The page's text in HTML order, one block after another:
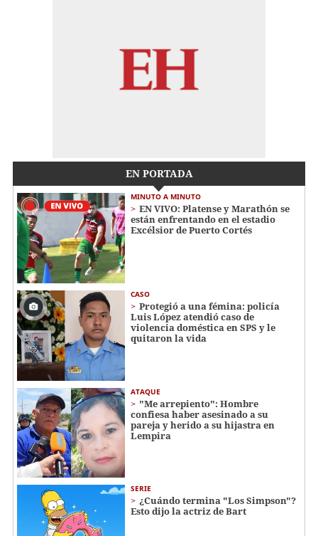
EN PORTADA
MINUTO A MINUTO
EN VIVO: Platense y Marathón se
están enfrentando en el estadio
Excélsior de Puerto Cortés
CASO
Protegió a una fémina: policía
Luis López atendió caso de
violencia doméstica en SPS y le
quitaron la vida
ATAQUE
"Me arrepiento": Hombre
confiesa haber asesinado a su
pareja y herido a su hijastra en
Lempira
SERIE
¿Cuándo termina "Los Simpson"?
Esto dijo la actriz de Bart